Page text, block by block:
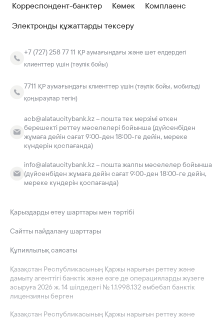
Корреспондент-банктер
Көмек
Комплаенс
Электронды құжаттарды тексеру
+7 (727) 258 77 11 ҚР аумағындағы және шет елдердегі
клиенттер үшін (тәулік бойы)
7711 ҚР аумағындағы клиенттер үшін (тәулік бойы, мобильді
қоңыраулар тегін)
acb@alataucitybank.kz – пошта тек мерзімі өткен
берешекті реттеу мәселелері бойынша (дүйсенбіден
жұмаға дейін сағат 9:00-ден 18:00-ге дейін, мереке
күндерін қоспағанда)
info@alataucitybank.kz – пошта жалпы мәселелер бойынша
(дүйсенбіден жұмаға дейін сағат 9:00-ден 18:00-ге дейін,
мереке күндерін қоспағанда)
Қазақстан Республикасының Қаржы нарығын реттеу және
дамыту агенттігі банктік және өзге де операцияларды жүзеге
асыруға 2026 ж. 14 шілдедегі № 1.1.998.132 әмбебап банктік
лицензияны берген
Қазақстан Республикасының Қаржы нарығын реттеу және
Қарыздарды өтеу шарттары мен тәртібі
Сайтты пайдалану шарттары
Құпиялылық саясаты